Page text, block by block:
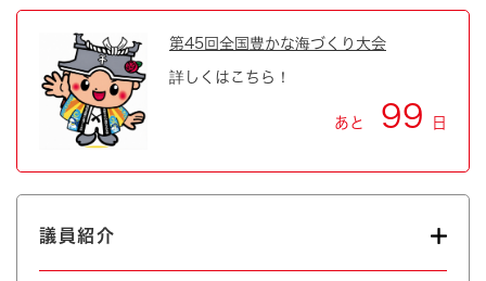
第45回全国豊かな海づくり大会
詳しくはこちら！
あと 99 日
議員紹介